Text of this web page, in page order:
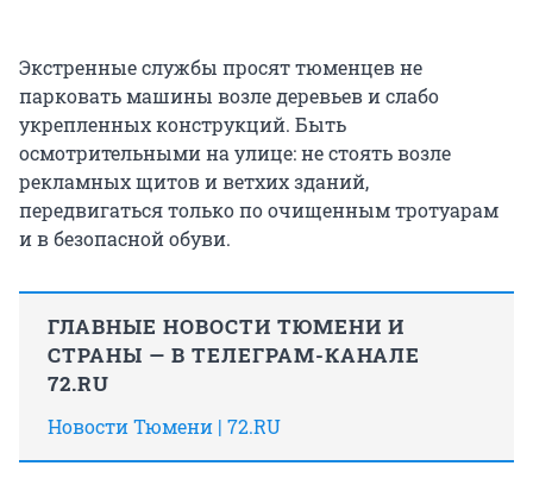
Экстренные службы просят тюменцев не
парковать машины возле деревьев и слабо
укрепленных конструкций. Быть
осмотрительными на улице: не стоять возле
рекламных щитов и ветхих зданий,
передвигаться только по очищенным тротуарам
и в безопасной обуви.
ГЛАВНЫЕ НОВОСТИ ТЮМЕНИ И
СТРАНЫ — В ТЕЛЕГРАМ-КАНАЛЕ
72.RU
Новости Тюмени | 72.RU